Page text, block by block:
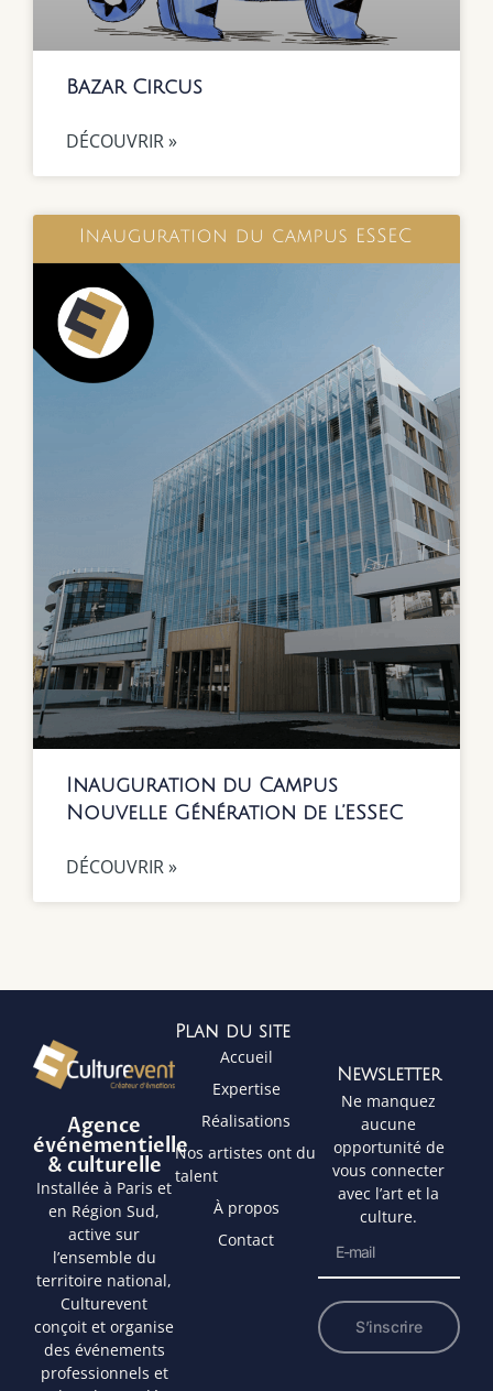
Bazar Circus
DÉCOUVRIR »
Inauguration du Campus
Nouvelle Génération de l’ESSEC
DÉCOUVRIR »
Agence
événementielle
& culturelle
Installée à Paris et
en Région Sud,
active sur
l’ensemble du
territoire national,
Culturevent
conçoit et organise
des événements
professionnels et
Plan du site
Accueil
Expertise
Réalisations
Nos artistes ont du
talent
À propos
Contact
Newsletter
Ne manquez
aucune
opportunité de
vous connecter
avec l’art et la
culture.
S’inscrire